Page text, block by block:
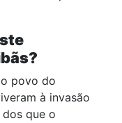
povo do
à invasão
que o